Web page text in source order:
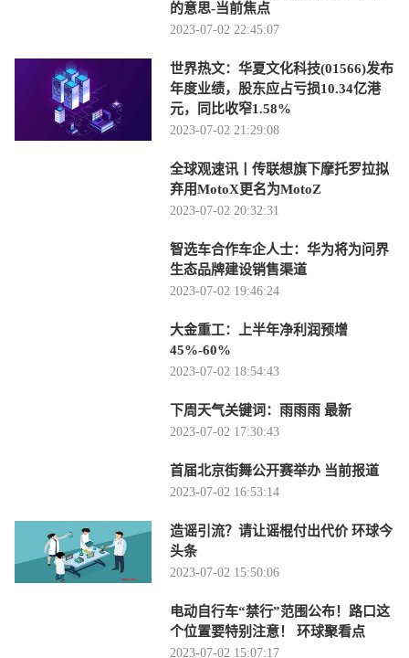
的意思-当前焦点
2023-07-02 22:45:07
世界热文：华夏文化科技(01566)发布
年度业绩，股东应占亏损10.34亿港
元，同比收窄1.58%
2023-07-02 21:29:08
全球观速讯丨传联想旗下摩托罗拉拟
弃用MotoX更名为MotoZ
2023-07-02 20:32:31
智选车合作车企人士：华为将为问界
生态品牌建设销售渠道
2023-07-02 19:46:24
大金重工：上半年净利润预增
45%-60%
2023-07-02 18:54:43
下周天气关键词：雨雨雨 最新
2023-07-02 17:30:43
首届北京街舞公开赛举办 当前报道
2023-07-02 16:53:14
造谣引流？请让谣棍付出代价 环球今
头条
2023-07-02 15:50:06
电动自行车“禁行”范围公布！路口这
个位置要特别注意！ 环球聚看点
2023-07-02 15:07:17